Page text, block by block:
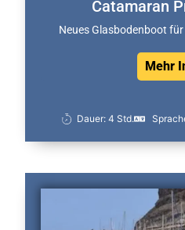
Catamaran
Neues Glasbodenboot
Mehr
Dauer: 4 Std.